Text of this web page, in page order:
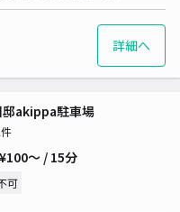
詳細へ
邸akippa駐車場
¥100〜 / 15分
可